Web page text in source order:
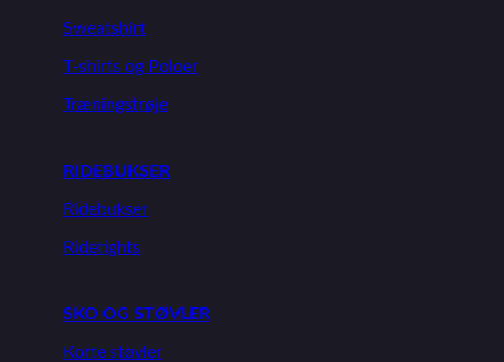
Sweatshirt
T-shirts og Poloer
Træningstrøje
RIDEBUKSER
Ridebukser
Ridetights
SKO OG STØVLER
Korte støvler